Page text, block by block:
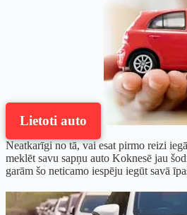
Lietoti auto
Neatkarīgi no tā, vai esat pirmo reizi
meklēt savu sapņu auto Koknesē jau
garām šo neticamo iespēju iegūt savā